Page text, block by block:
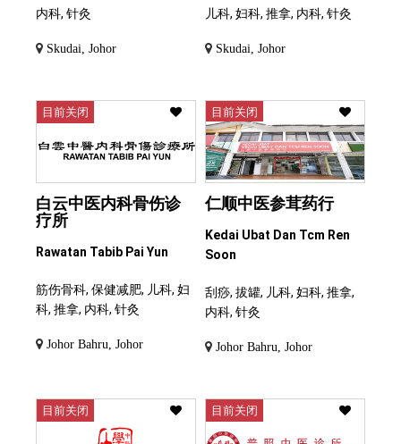
内科, 针灸
Skudai, Johor
儿科, 妇科, 推拿, 内科, 针灸
Skudai, Johor
目前关闭
白云中医内科骨伤诊
疗所
Rawatan Tabib Pai Yun
筋伤骨科, 保健减肥, 儿科, 妇
科, 推拿, 内科, 针灸
Johor Bahru, Johor
目前关闭
仁顺中医参茸药行
Kedai Ubat Dan Tcm Ren
Soon
刮痧, 拔罐, 儿科, 妇科, 推拿,
内科, 针灸
Johor Bahru, Johor
目前关闭 目前关闭